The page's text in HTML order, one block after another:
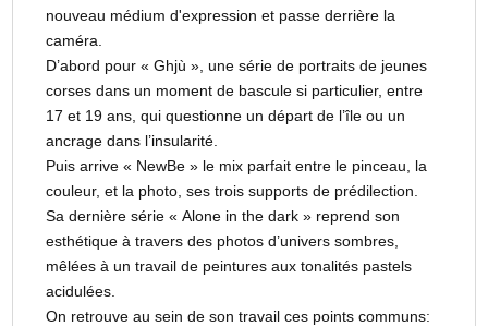
nouveau médium d'expression et passe derrière la
caméra.
D’abord pour « Ghjù », une série de portraits de jeunes
corses dans un moment de bascule si particulier, entre
17 et 19 ans, qui questionne un départ de l’île ou un
ancrage dans l’insularité.
Puis arrive « NewBe » le mix parfait entre le pinceau, la
couleur, et la photo, ses trois supports de prédilection.
Sa dernière série « Alone in the dark » reprend son
esthétique à travers des photos d’univers sombres,
mêlées à un travail de peintures aux tonalités pastels
acidulées.
On retrouve au sein de son travail ces points communs: